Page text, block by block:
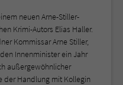
neuen Arne-Stiller-
Krimi-Autors Elias Haller.
Kommissar Arne Stiller,
Innenminister ein Jahr
außergewöhnlicher
der Handlung mit Kollegin